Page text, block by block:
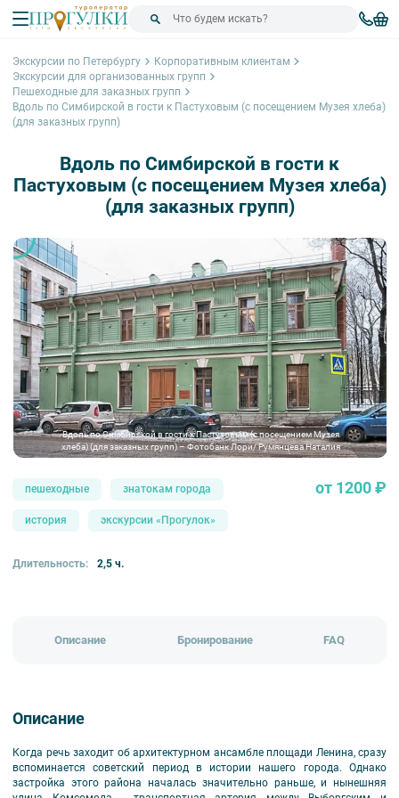
Экскурсии по Петербургу
Корпоративным клиентам
Экскурсии для организованных групп
Пешеходные для заказных групп
Вдоль по Симбирской в гости к Пастуховым (с посещением Музея хлеба)
(для заказных групп)
Вдоль по Симбирской в гости к
Пастуховым (с посещением Музея хлеба)
(для заказных групп)
Вдоль по Симбирской в гости к Пастуховым (с посещением Музея
хлеба) (для заказных групп) – Фотобанк Лори/ Румянцева Наталия
пешеходные знатокам города
история экскурсии «Прогулок»
от 1200 ₽
Длительность: 2,5 ч.
Описание Бронирование FAQ
Описание
Когда речь заходит об архитектурном ансамбле площади Ленина, сразу
вспоминается советский период в истории нашего города. Однако
застройка этого района началась значительно раньше, и нынешняя